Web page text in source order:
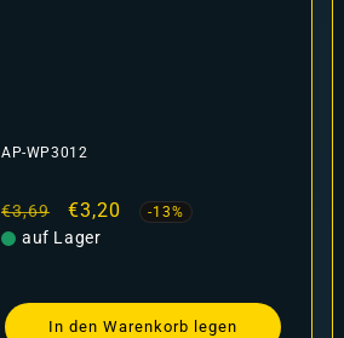
AP-WP3012
Normaler
Preis
€3,69 Verkaufspreis
€3,20 -13%
auf Lager
In den Warenkorb legen